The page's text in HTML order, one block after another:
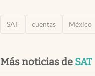
SAT cuentas México
Más noticias de SAT